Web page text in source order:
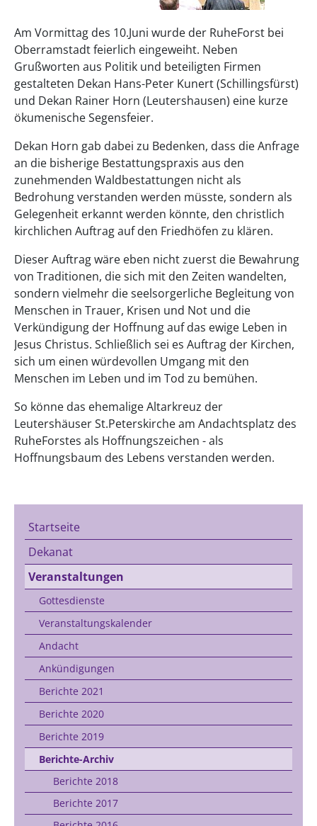
Am Vormittag des 10.Juni wurde der RuheForst bei
Oberramstadt feierlich eingeweiht. Neben
Grußworten aus Politik und beteiligten Firmen
gestalteten Dekan Hans-Peter Kunert (Schillingsfürst)
und Dekan Rainer Horn (Leutershausen) eine kurze
ökumenische Segensfeier.
Dekan Horn gab dabei zu Bedenken, dass die Anfrage
an die bisherige Bestattungspraxis aus den
zunehmenden Waldbestattungen nicht als
Bedrohung verstanden werden müsste, sondern als
Gelegenheit erkannt werden könnte, den christlich
kirchlichen Auftrag auf den Friedhöfen zu klären.
Dieser Auftrag wäre eben nicht zuerst die Bewahrung
von Traditionen, die sich mit den Zeiten wandelten,
sondern vielmehr die seelsorgerliche Begleitung von
Menschen in Trauer, Krisen und Not und die
Verkündigung der Hoffnung auf das ewige Leben in
Jesus Christus. Schließlich sei es Auftrag der Kirchen,
sich um einen würdevollen Umgang mit den
Menschen im Leben und im Tod zu bemühen.
So könne das ehemalige Altarkreuz der
Leutershäuser St.Peterskirche am Andachtsplatz des
RuheForstes als Hoffnungszeichen - als
Hoffnungsbaum des Lebens verstanden werden.
Startseite
Dekanat
Veranstaltungen
Gottesdienste
Veranstaltungskalender
Andacht
Ankündigungen
Berichte 2021
Berichte 2020
Berichte 2019
Berichte-Archiv
Berichte 2018
Berichte 2017